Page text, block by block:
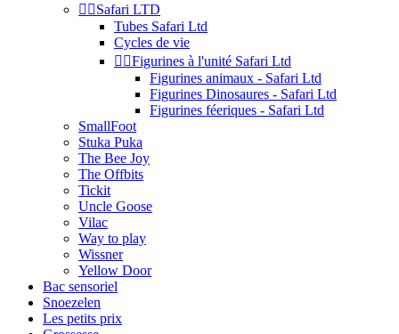
 Safari LTD
Tubes Safari Ltd
Cycles de vie
 Figurines à l'unité Safari Ltd
Figurines animaux - Safari Ltd
Figurines Dinosaures - Safari Ltd
Figurines féeriques - Safari Ltd
SmallFoot
Stuka Puka
The Bee Joy
The Offbits
Tickit
Uncle Goose
Vilac
Way to play
Wissner
Yellow Door
Bac sensoriel
Snoezelen
Les petits prix